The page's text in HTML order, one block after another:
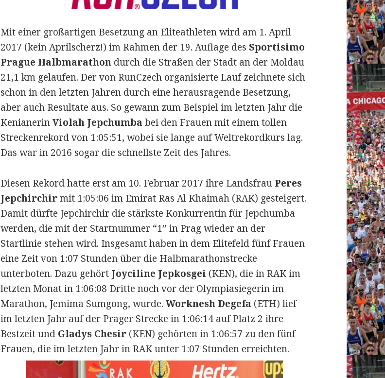
Mit einer großartigen Besetzung an Eliteathleten wird am 1. April
2017 (kein Aprilscherz!) im Rahmen der 19. Auflage desSportisimo
Prague Halbmarathon durch die Straßen der Stadt an der Moldau
21,1 km gelaufen. Der von RunCzech organisierte Lauf zeichnete sich
schon in den letzten Jahren durch eine herausragende Besetzung,
aber auch Resultate aus. So gewann zum Beispiel im letzten Jahr die
KenianerinViolah Jepchumba bei den Frauen mit einem tollen
Streckenrekord von 1:05:51, wobei sie lange auf Weltrekordkurs lag.
Das war in 2016 sogar die schnellste Zeit des Jahres.
Diesen Rekord hatte erst am 10. Februar 2017 ihre Landsfrau Peres
Jepchirchirmit 1:05:06 im Emirat Ras Al Khaimah (RAK) gesteigert.
Damit dürfte Jepchirchir die stärkste Konkurrentin für Jepchumba
werden, die mit der Startnummer “1” in Prag wieder an der
Startlinie stehen wird. Insgesamt haben in dem Elitefeld fünf Frauen
eine Zeit von 1:07 Stunden über die Halbmarathonstrecke
unterboten. Dazu gehört Joyciline Jepkosgei (KEN), die in RAK im
letzten Monat in 1:06:08 Dritte noch vor der Olympiasiegerin im
Marathon, Jemima Sumgong, wurde.Worknesh Degefa (ETH) lief
im letzten Jahr auf der Prager Strecke in 1:06:14 auf Platz 2 ihre
Bestzeit und Gladys Chesir (KEN) gehörten in 1:06:57 zu den fünf
Frauen, die im letzten Jahr in RAK unter 1:07 Stunden erreichten.